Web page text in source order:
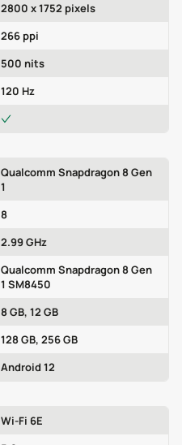
2800 x 1752 pixels
266 ppi
500 nits
120 Hz
Qualcomm Snapdragon 8 Gen
1
8
2.99 GHz
Qualcomm Snapdragon 8 Gen
1 SM8450
8 GB, 12 GB
128 GB, 256 GB
Android 12
Wi-Fi 6E